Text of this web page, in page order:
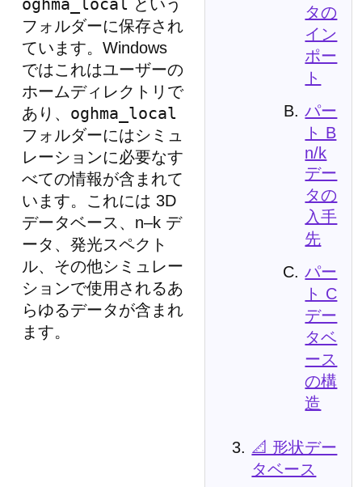
タの
イン
ポー
ト
パー
ト B
n/k
デー
タの
入手
先
パー
ト C
デー
タベ
ース
の構
造
📐 形状デー
タベース
oghma_local という
フォルダーに保存され
ています。Windows
ではこれはユーザーの
ホームディレクトリで
あり、 oghma_local
フォルダーにはシミュ
レーションに必要なす
べての情報が含まれて
います。これには 3D
データベース、n–k デ
ータ、発光スペクト
ル、その他シミュレー
ションで使用されるあ
らゆるデータが含まれ
ます。